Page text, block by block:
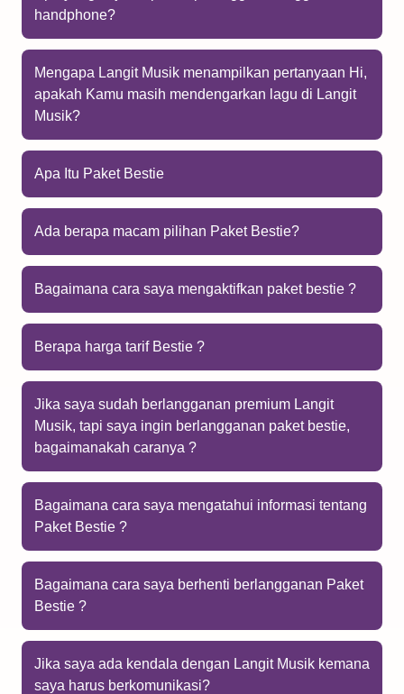
handphone?
Mengapa Langit Musik menampilkan pertanyaan Hi,
apakah Kamu masih mendengarkan lagu di Langit
Musik?
Apa Itu Paket Bestie
Ada berapa macam pilihan Paket Bestie?
Bagaimana cara saya mengaktifkan paket bestie ?
Berapa harga tarif Bestie ?
Jika saya sudah berlangganan premium Langit
Musik, tapi saya ingin berlangganan paket bestie,
bagaimanakah caranya ?
Bagaimana cara saya mengatahui informasi tentang
Paket Bestie ?
Bagaimana cara saya berhenti berlangganan Paket
Bestie ?
Jika saya ada kendala dengan Langit Musik kemana
saya harus berkomunikasi?